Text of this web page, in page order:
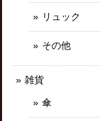
リュック
その他
雑貨
傘